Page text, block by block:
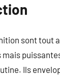
sont tout
Ils